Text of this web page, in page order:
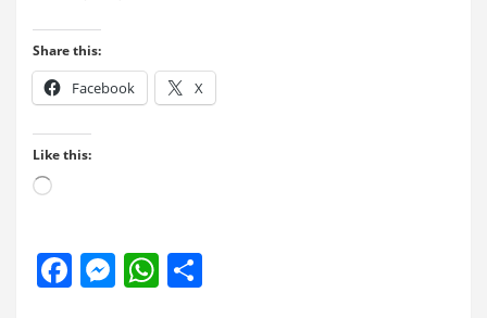
Share this:
Facebook X
Like this:
Loading…
F
M
W